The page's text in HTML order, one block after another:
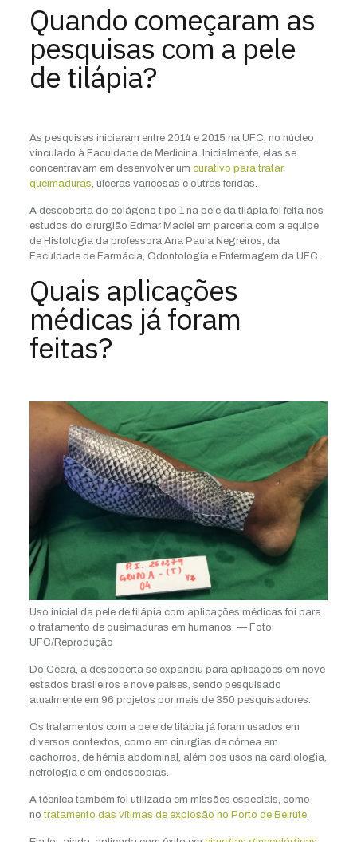
Quando começaram as
pesquisas com a pele
de tilápia?
As pesquisas iniciaram entre 2014 e 2015 na UFC, no núcleo
vinculado à Faculdade de Medicina. Inicialmente, elas se
concentravam em desenvolver um curativo para tratar
queimaduras, úlceras varicosas e outras feridas.
A descoberta do colágeno tipo 1 na pele da tilápia foi feita nos
estudos do cirurgião Edmar Maciel em parceria com a equipe
de Histologia da professora Ana Paula Negreiros, da
Faculdade de Farmácia, Odontologia e Enfermagem da UFC.
Quais aplicações
médicas já foram
feitas?
Uso inicial da pele de tilápia com aplicações médicas foi para
o tratamento de queimaduras em humanos. — Foto:
UFC/Reprodução
Do Ceará, a descoberta se expandiu para aplicações em nove
estados brasileiros e nove países, sendo pesquisado
atualmente em 96 projetos por mais de 350 pesquisadores.
Os tratamentos com a pele de tilápia já foram usados em
diversos contextos, como em cirurgias de córnea em
cachorros, de hérnia abdominal, além dos usos na cardiologia,
nefrologia e em endoscopias.
A técnica também foi utilizada em missões especiais, como
no tratamento das vítimas de explosão no Porto de Beirute.